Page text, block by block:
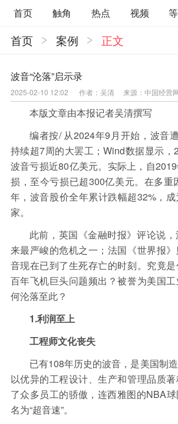
首页 触角 热点 视频
直观 见智财经
环球企业沉浮录
辉常道
荀瓜问道
企业面面观
太空星愿航天资讯
照理生活
贝果观点
照理说事
等深线精选
宏观经济 事件
区域经济
科技 汽车
房
能源化工
家电家居 航旅交运
医药健康
理财
资本市场 资管
信
保险
金融市场 智库
新
今日快评
与老板对话
金融科技
数据要素
企业快讯
智造
首页 案例 正文
波音“沦落”启示录
2025-02-10 12:02 作者：吴清 来源：中国经营
本版文章由本报记者吴清撰写
编者按/ 从2024年9月开始，波音
持续超7周的大罢工；Wind数据显示，
波音亏损近80亿美元。实际上，自
损，至今亏损已超300亿美元。在多重
年，波音股价全年累计跌幅超32%，
家。
此前，英国《金融时报》评论说
来最严峻的危机之一；法国《世界报
音现在已到了生死存亡的时刻。究竟
百年飞机巨头问题频出？被誉为美国
何沦落至此？
1.利润至上
工程师文化丧失
已有108年历史的波音，是美国制
以优异的工程设计、生产和管理品质
了众多员工的骄傲，连西雅图的NBA
名为“超音速”。